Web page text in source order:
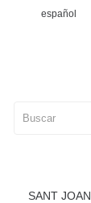
español
SANT JOAN